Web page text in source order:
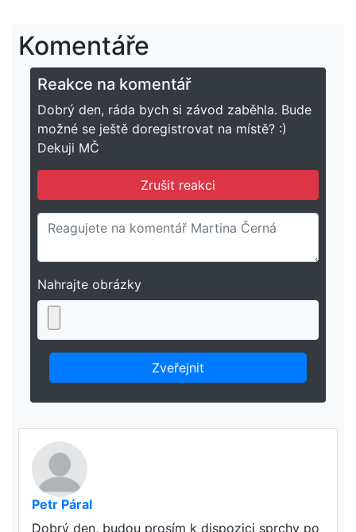
Komentáře
Reakce na komentář
Dobrý den, ráda bych si závod zaběhla. Bude
možné se ještě doregistrovat na místě? :)
Dekuji MČ
Zrušit reakci
Nahrajte obrázky
Petr Páral
Dobrý den, budou prosím k dispozici sprchy po